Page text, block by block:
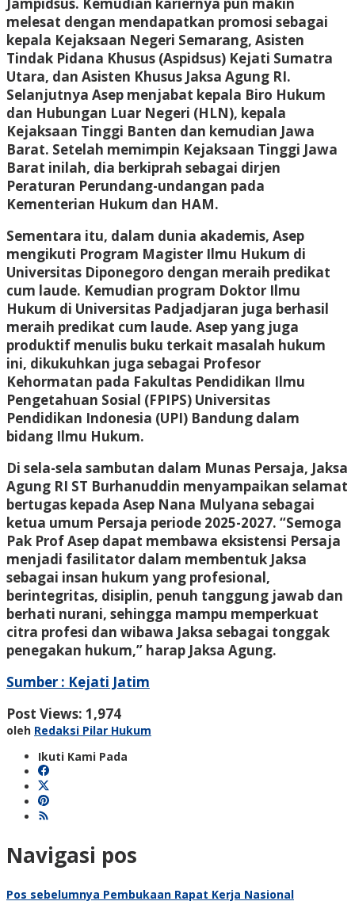
melesat dengan mendapatkan promosi sebagai
kepala Kejaksaan Negeri Semarang, Asisten
Tindak Pidana Khusus (Aspidsus) Kejati Sumatra
Utara, dan Asisten Khusus Jaksa Agung RI.
Selanjutnya Asep menjabat kepala Biro Hukum
dan Hubungan Luar Negeri (HLN), kepala
Kejaksaan Tinggi Banten dan kemudian Jawa
Barat. Setelah memimpin Kejaksaan Tinggi Jawa
Barat inilah, dia berkiprah sebagai dirjen
Peraturan Perundang-undangan pada
Kementerian Hukum dan HAM.
Sementara itu, dalam dunia akademis, Asep
mengikuti Program Magister Ilmu Hukum di
Universitas Diponegoro dengan meraih predikat
cum laude. Kemudian program Doktor Ilmu
Hukum di Universitas Padjadjaran juga berhasil
meraih predikat cum laude. Asep yang juga
produktif menulis buku terkait masalah hukum
ini, dikukuhkan juga sebagai Profesor
Kehormatan pada Fakultas Pendidikan Ilmu
Pengetahuan Sosial (FPIPS) Universitas
Pendidikan Indonesia (UPI) Bandung dalam
bidang Ilmu Hukum.
Di sela-sela sambutan dalam Munas Persaja, Jaksa
Agung RI ST Burhanuddin menyampaikan selamat
bertugas kepada Asep Nana Mulyana sebagai
ketua umum Persaja periode 2025-2027. “Semoga
Pak Prof Asep dapat membawa eksistensi Persaja
menjadi fasilitator dalam membentuk Jaksa
sebagai insan hukum yang profesional,
berintegritas, disiplin, penuh tanggung jawab dan
berhati nurani, sehingga mampu memperkuat
citra profesi dan wibawa Jaksa sebagai tonggak
penegakan hukum,” harap Jaksa Agung.
Sumber : Kejati Jatim
Post Views: 1,974
oleh Redaksi Pilar Hukum
Ikuti Kami Pada
Navigasi pos
Pos sebelumnya Pembukaan Rapat Kerja Nasional